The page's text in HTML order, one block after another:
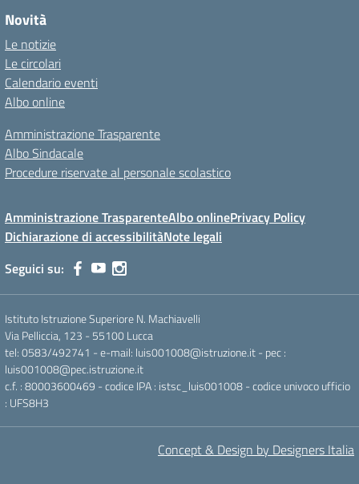
Novità
Le notizie
Le circolari
Calendario eventi
Albo online
Amministrazione Trasparente
Albo Sindacale
Procedure riservate al personale scolastico
Amministrazione TrasparenteAlbo onlinePrivacy Policy
Dichiarazione di accessibilitàNote legali
Seguici su:
Istituto Istruzione Superiore N. Machiavelli
Via Pelliccia, 123 - 55100 Lucca
tel: 0583/492741 - e-mail: luis001008@istruzione.it - pec :
luis001008@pec.istruzione.it
c.f. : 80003600469 - codice IPA : istsc_luis001008 - codice univoco ufficio
: UFS8H3
Concept & Design by Designers Italia